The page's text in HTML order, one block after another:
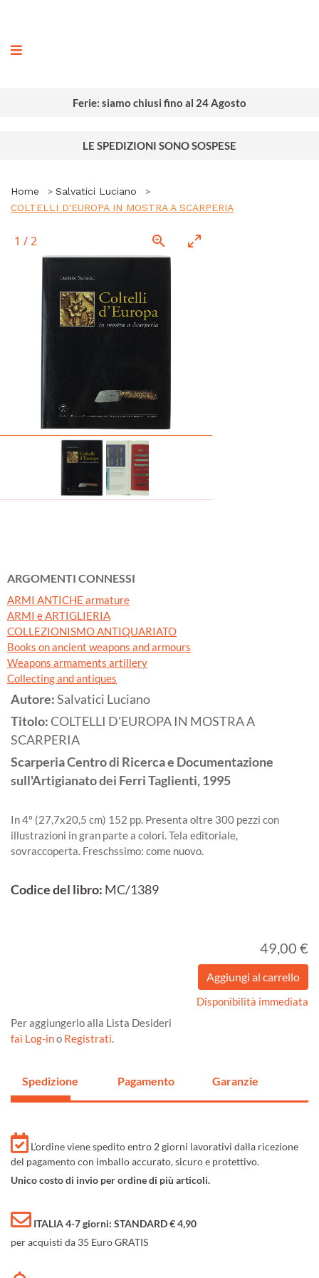
Ferie: siamo chiusi fino al 24 Agosto
LE SPEDIZIONI SONO SOSPESE
Home
Salvatici Luciano
COLTELLI D'EUROPA IN MOSTRA A SCARPERIA
1 /2
ARGOMENTI CONNESSI
ARMI ANTICHE armature
ARMI e ARTIGLIERIA
COLLEZIONISMO ANTIQUARIATO
Books on ancient weapons and armours
Weapons armaments artillery
Collecting and antiques
Autore:Salvatici Luciano
Titolo:COLTELLI D'EUROPA IN MOSTRA A
SCARPERIA
ScarperiaCentro di Ricerca e Documentazione
sull'Artigianato dei Ferri Taglienti,1995
In 4º (27,7x20,5 cm) 152 pp. Presenta oltre 300 pezzi con
illustrazioni in gran parte a colori. Tela editoriale,
sovraccoperta. Freschssimo: come nuovo.
Codice del libro: MC/1389
49,00 €
Disponibilità immediata
Per aggiungerlo alla Lista Desideri
fai Log-ino Registrati.
Spedizione Pagamento Garanzie
L'ordine viene spedito entro 2 giorni lavorativi dalla ricezione
del pagamento con imballo accurato, sicuro e protettivo.
Unico costo di invio per ordine di più articoli.
ITALIA 4-7 giorni: STANDARD € 4,90
per acquisti da 35 Euro GRATIS